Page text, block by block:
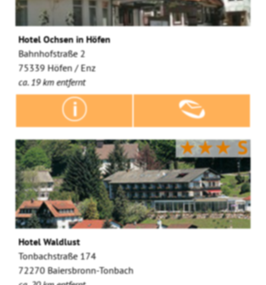
Hotel Ochsen in Höfen
Bahnhofstraße 2
75339 Höfen / Enz
ca. 19 km entfernt
★★★S
Hotel Waldlust
Tonbachstraße 174
72270 Baiersbronn-Tonbach